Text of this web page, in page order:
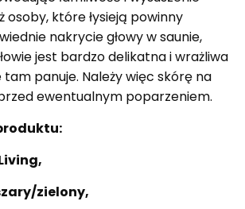
osoby, które łysieją powinny
nakrycie głowy w saunie,
jest bardzo delikatna i wrażliwa
panuje. Należy więc skórę na
ewentualnym poparzeniem.
zielony,